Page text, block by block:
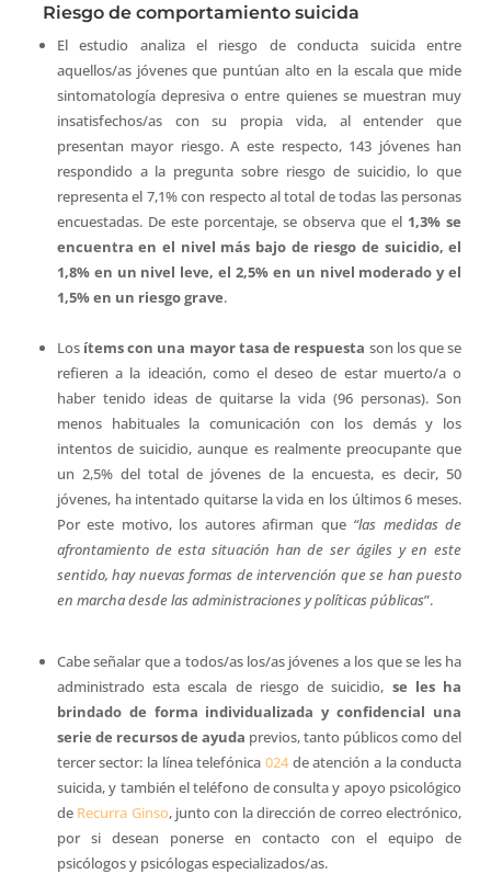
Riesgo de comportamiento suicida
El estudio analiza el riesgo de conducta suicida entre
aquellos/as jóvenes que puntúan alto en la escala que mide
sintomatología depresiva o entre quienes se muestran muy
insatisfechos/as con su propia vida, al entender que
presentan mayor riesgo. A este respecto, 143 jóvenes han
respondido a la pregunta sobre riesgo de suicidio, lo que
representa el 7,1% con respecto al total de todas las personas
encuestadas. De este porcentaje, se observa que el 1,3% se
encuentra en el nivel más bajo de riesgo de suicidio, el
1,8% en un nivel leve, el 2,5% en un nivel moderado y el
1,5% en un riesgo grave.
Los ítems con una mayor tasa de respuesta son los que se
refieren a la ideación, como el deseo de estar muerto/a o
haber tenido ideas de quitarse la vida (96 personas). Son
menos habituales la comunicación con los demás y los
intentos de suicidio, aunque es realmente preocupante que
un 2,5% del total de jóvenes de la encuesta, es decir, 50
jóvenes, ha intentado quitarse la vida en los últimos 6 meses.
Por este motivo, los autores afirman que “las medidas de
afrontamiento de esta situación han de ser ágiles y en este
sentido, hay nuevas formas de intervención que se han puesto
en marcha desde las administraciones y políticas públicas”.
Cabe señalar que a todos/as los/as jóvenes a los que se les ha
administrado esta escala de riesgo de suicidio, se les ha
brindado de forma individualizada y confidencial una
serie de recursos de ayuda previos, tanto públicos como del
tercer sector: la línea telefónica 024de atención a la conducta
suicida, y también el teléfono de consulta y apoyo psicológico
de Recurra Ginso, junto con la dirección de correo electrónico,
por si desean ponerse en contacto con el equipo de
psicólogos y psicólogas especializados/as.